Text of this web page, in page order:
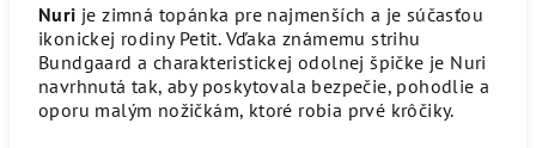
Nuri je zimná topánka pre najmenších a je súčasťou
ikonickej rodiny Petit. Vďaka známemu strihu
Bundgaard a charakteristickej odolnej špičke je Nuri
navrhnutá tak, aby poskytovala bezpečie, pohodlie a
oporu malým nožičkám, ktoré robia prvé krôčiky.